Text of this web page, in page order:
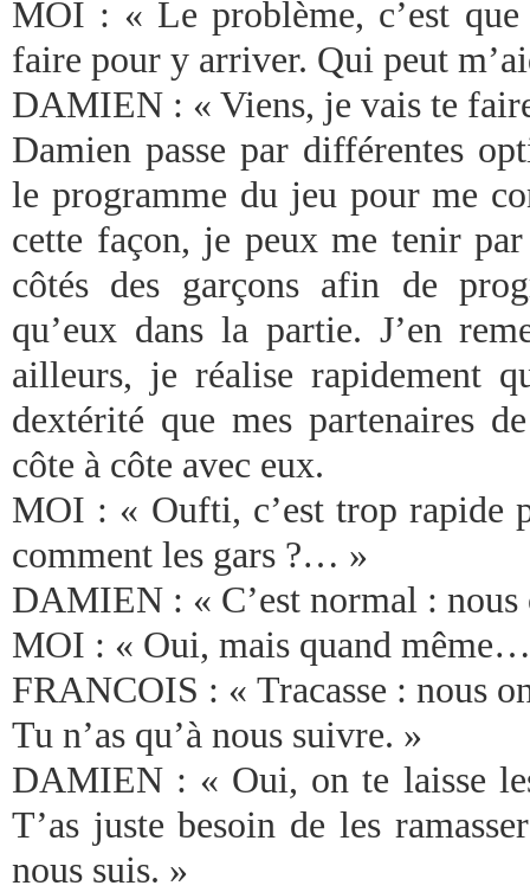
MOI : « Le problème, c’est
faire pour y arriver. Qui peut
DAMIEN : « Viens, je vais te
Damien passe par différentes
le programme du jeu pour me
cette façon, je peux me tenir
côtés des garçons afin de
qu’eux dans la partie. J’en
ailleurs, je réalise rapidement
dextérité que mes partenaires
côte à côte avec eux.
MOI : « Oufti, c’est trop
comment les gars ?… »
DAMIEN : « C’est normal : nous
MOI : « Oui, mais quand
FRANCOIS : « Tracasse : nous
Tu n’as qu’à nous suivre. »
DAMIEN : « Oui, on te laisse
T’as juste besoin de les
nous suis. »